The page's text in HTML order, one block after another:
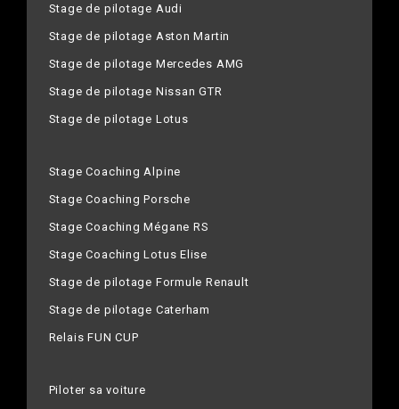
Stage de pilotage Audi
Stage de pilotage Aston Martin
Stage de pilotage Mercedes AMG
Stage de pilotage Nissan GTR
Stage de pilotage Lotus
Stage Coaching Alpine
Stage Coaching Porsche
Stage Coaching Mégane RS
Stage Coaching Lotus Elise
Stage de pilotage Formule Renault
Stage de pilotage Caterham
Relais FUN CUP
Piloter sa voiture